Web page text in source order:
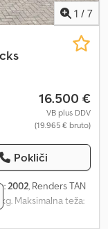
1 / 7
16.500 €
VB plus DDV
(19.965 € bruto)
Pokliči
2002, Renders TAN
Maksimalna teža:
Zaklepni